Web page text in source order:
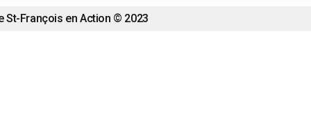
St-François en Action © 2023